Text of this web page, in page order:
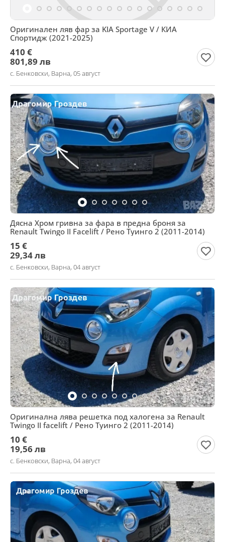
Оригинален ляв фар за KIA Sportage V / КИА
Спортидж (2021-2025)
410 €
801,89 лв
с. Бенковски, Варна, 05 август
Дясна Хром гривна за фара в предна броня за
Renault Twingo II Facelift / Рено Туинго 2 (2011-2014)
15 €
29,34 лв
с. Бенковски, Варна, 04 август
Оригинална лява решетка под халогена за Renault
Twingo II facelift / Рено Туинго 2 (2011-2014)
10 €
19,56 лв
с. Бенковски, Варна, 04 август